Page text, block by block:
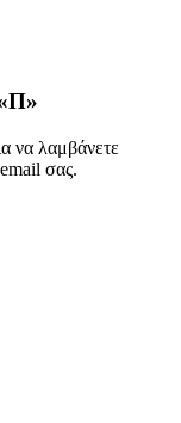
να λαμβάνετε
email σας.